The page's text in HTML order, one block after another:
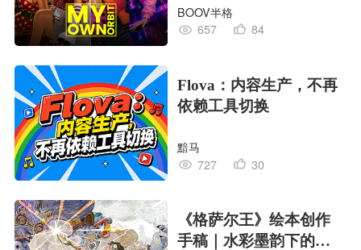
对
BOOV半格
657
84
Flova：内容生产，不再
依赖工具切换
黯马
727
30
《格萨尔王》绘本创作
手稿｜水彩墨韵下的史